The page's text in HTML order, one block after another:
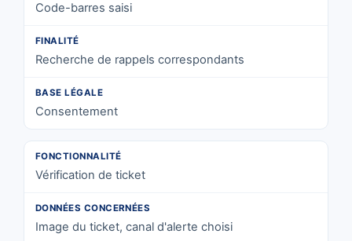
Code-barres saisi
Recherche de rappels correspondants
Consentement
Vérification de ticket
Image du ticket, canal d'alerte choisi